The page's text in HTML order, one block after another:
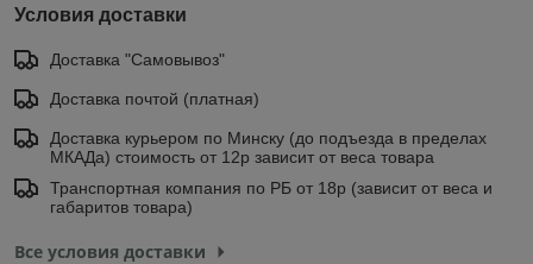
Условия доставки
Доставка "Самовывоз"
Доставка почтой (платная)
Доставка курьером по Минску (до подъезда в пределах
МКАДа) стоимость от 12р зависит от веса товара
Транспортная компания по РБ от 18р (зависит от веса и
габаритов товара)
Все условия доставки